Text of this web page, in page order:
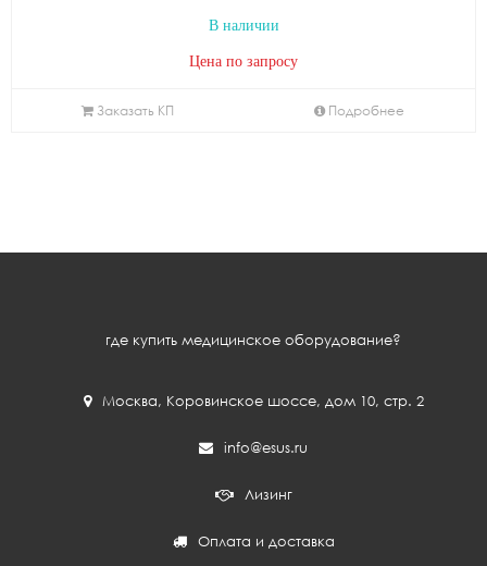
В наличии
Цена по запросу
Заказать КП Подробнее
где купить медицинское оборудование?
Москва, Коровинское шоссе, дом 10, стр. 2
info@esus.ru
Лизинг
Оплата и доставка